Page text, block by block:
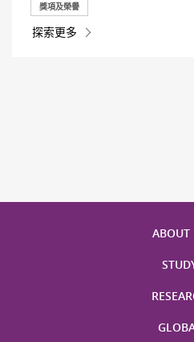
獎項及榮譽
探索更多
ABOUT